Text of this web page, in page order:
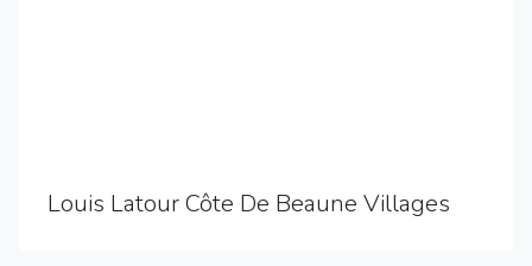
Louis Latour Côte De Beaune Villages